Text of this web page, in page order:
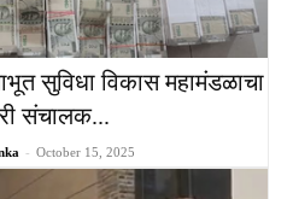
सुविधा विकास महामंडळाचा
संचालक...
- October 15, 2025